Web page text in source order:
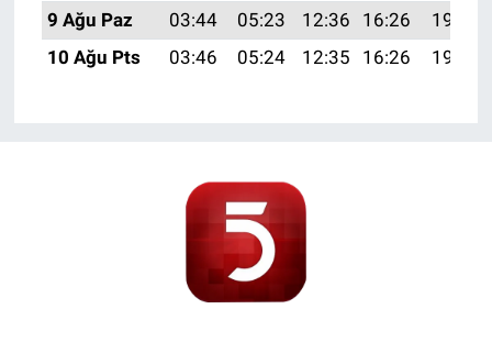
9 Ağu Paz
03:44 05:23 12:36 16:26
19:38
10 Ağu Pts
03:46 05:24 12:35 16:26 19:37